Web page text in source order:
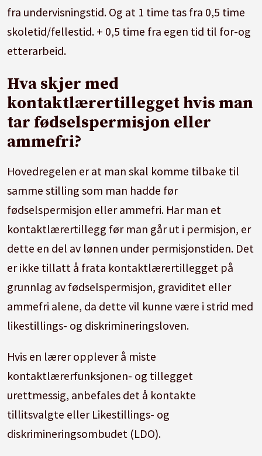
fra undervisningstid. Og at 1 time tas fra 0,5 time
skoletid/fellestid. + 0,5 time fra egen tid til for-og
etterarbeid.
Hva skjer med
kontaktlærertillegget hvis man
tar fødselspermisjon eller
ammefri?
Hovedregelen er at man skal komme tilbake til
samme stilling som man hadde før
fødselspermisjon eller ammefri. Har man et
kontaktlærertillegg før man går ut i permisjon, er
dette en del av lønnen under permisjonstiden. Det
er ikke tillatt å frata kontaktlærertillegget på
grunnlag av fødselspermisjon, graviditet eller
ammefri alene, da dette vil kunne være i strid med
likestillings- og diskrimineringsloven.
Hvis en lærer opplever å miste
kontaktlærerfunksjonen- og tillegget
urettmessig, anbefales det å kontakte
tillitsvalgte eller Likestillings- og
diskrimineringsombudet (LDO).